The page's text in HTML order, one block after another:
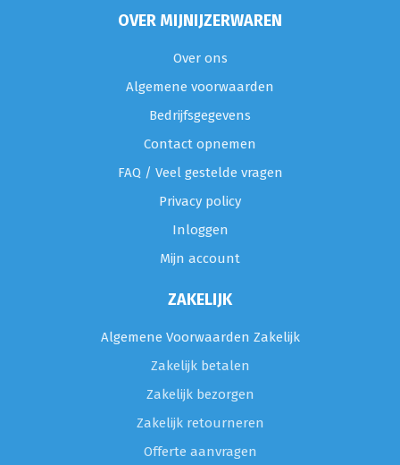
OVER MIJNIJZERWAREN
Over ons
Algemene voorwaarden
Bedrijfsgegevens
Contact opnemen
FAQ / Veel gestelde vragen
Privacy policy
Inloggen
Mijn account
ZAKELIJK
Algemene Voorwaarden Zakelijk
Zakelijk betalen
Zakelijk bezorgen
Zakelijk retourneren
Offerte aanvragen